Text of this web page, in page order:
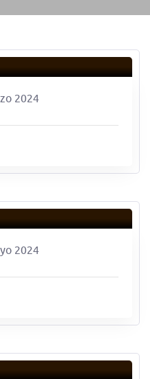
ENTRE
2024
2024